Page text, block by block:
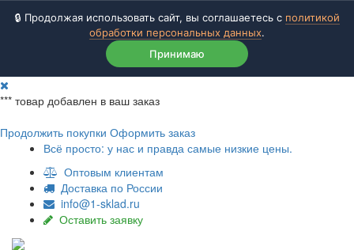
🔒 Продолжая использовать сайт, вы соглашаетесь с политикой
обработки персональных данных.
Принимаю
*** товар добавлен в ваш заказ
Продолжить покупки Оформить заказ
Всё просто: у нас и правда самые низкие цены.
Оптовым клиентам
Доставка по России
info@1-sklad.ru
Оставить заявку